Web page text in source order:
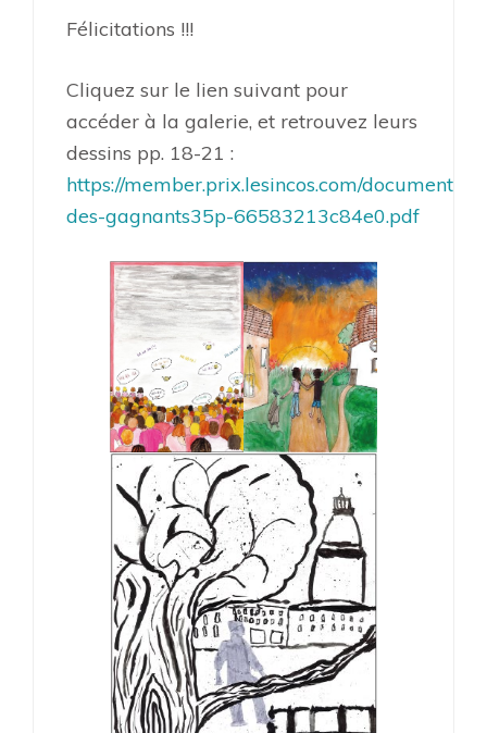
Félicitations !!!
Cliquez sur le lien suivant pour
accéder à la galerie, et retrouvez leurs
dessins pp. 18-21 :
https://member.prix.lesincos.com/document/
des-gagnants35p-66583213c84e0.pdf